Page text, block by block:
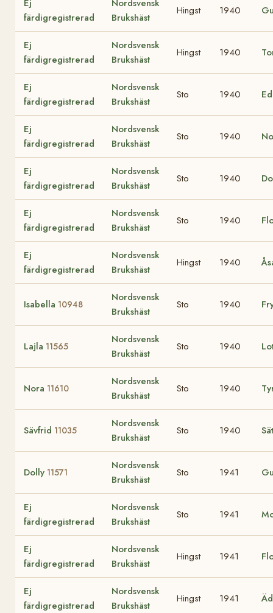
Ej
färdigregistrerad
Nordsvensk
Brukshäst
Hingst 1940
Ej
färdigregistrerad
Nordsvensk
Brukshäst
Hingst 1940
Ej
färdigregistrerad
Nordsvensk
Brukshäst
Sto 1940
Ej
färdigregistrerad
Nordsvensk
Brukshäst
Sto 1940
Ej
färdigregistrerad
Nordsvensk
Brukshäst
Sto 1940
Ej
färdigregistrerad
Nordsvensk
Brukshäst
Sto 1940
Ej
färdigregistrerad
Nordsvensk
Brukshäst
Hingst 1940
Isabella 10948
Nordsvensk
Brukshäst
Sto 1940
Lajla 11565
Nordsvensk
Brukshäst
Sto 1940
Nora 11610
Nordsvensk
Brukshäst
Sto 1940
Sävfrid 11035
Nordsvensk
Brukshäst
Sto 1940
Dolly 11571
Nordsvensk
Brukshäst
Sto 1941
Ej
färdigregistrerad
Nordsvensk
Brukshäst
Sto 1941
Ej
färdigregistrerad
Nordsvensk
Brukshäst
Hingst 1941
Ej
färdigregistrerad
Nordsvensk
Brukshäst
Hingst 1941